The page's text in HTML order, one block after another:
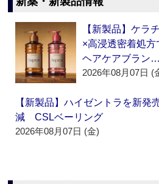
【新製品】ケラ
×高浸透密着処
ヘアケアブラン…
2026年08月07日 (
【新製品】ハイゼントラを新発
減 CSLベーリング
2026年08月07日 (金)